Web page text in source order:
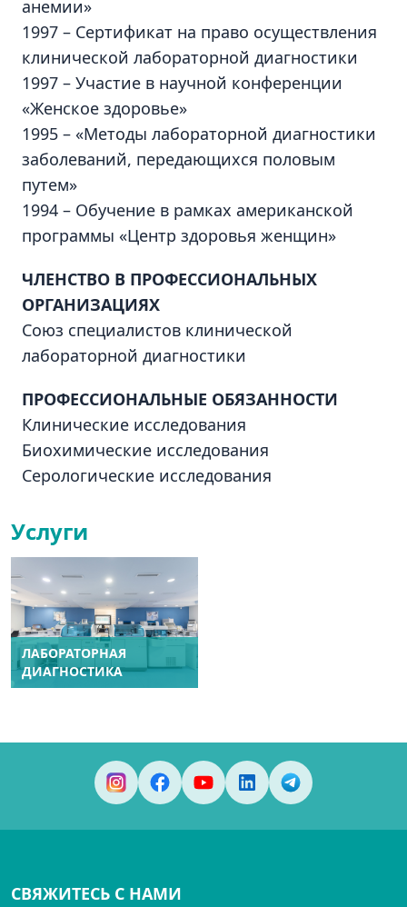
анемии»
1997 – Сертификат на право осуществления
клинической лабораторной диагностики
1997 – Участие в научной конференции
«Женское здоровье»
1995 – «Методы лабораторной диагностики
заболеваний, передающихся половым
путем»
1994 – Обучение в рамках американской
программы «Центр здоровья женщин»
ЧЛЕНСТВО В ПРОФЕССИОНАЛЬНЫХ
ОРГАНИЗАЦИЯХ
Союз специалистов клинической
лабораторной диагностики
ПРОФЕССИОНАЛЬНЫЕ ОБЯЗАННОСТИ
Клинические исследования
Биохимические исследования
Серологические исследования
Услуги
ЛАБОРАТОРНАЯ
ДИАГНОСТИКА
СВЯЖИТЕСЬ С НАМИ